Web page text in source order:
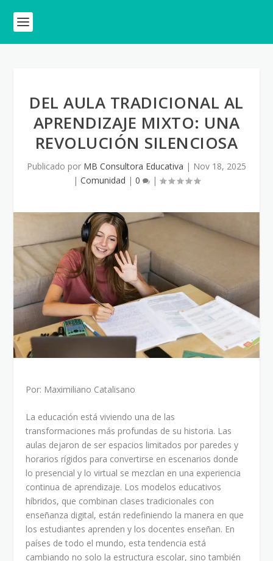
DEL AULA TRADICIONAL AL
APRENDIZAJE MIXTO: UNA
REVOLUCIÓN SILENCIOSA
Publicado por MB Consultora Educativa | Nov 18, 2025
| Comunidad | 0 |
Por: Maximiliano Catalisano
La educación está viviendo una de las
transformaciones más profundas de su historia. Las
aulas dejaron de ser espacios limitados por paredes y
horarios rígidos para convertirse en escenarios donde
lo presencial y lo virtual se mezclan en una experiencia
continua de aprendizaje. Los modelos educativos
híbridos, que combinan clases tradicionales con
enseñanza digital, están redefiniendo la manera en que
los estudiantes aprenden y los docentes enseñan. En
países de todo el mundo, esta tendencia está
cambiando no solo la estructura escolar, sino también